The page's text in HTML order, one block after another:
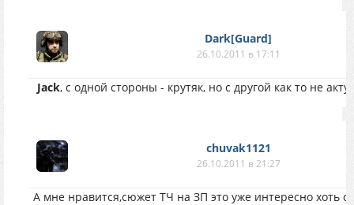
Dark[Guard]
26.10.2011 в 17:11
Jack, с одной стороны - крутяк, но с другой как то не
chuvak1121
26.10.2011 в 21:27
А мне нравится,сюжет ТЧ на ЗП это уже интересно хоть